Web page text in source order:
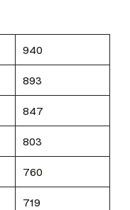
940
893
847
803
760
719